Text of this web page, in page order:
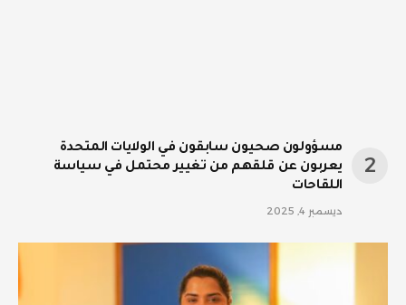
مسؤولون صحيون سابقون في الولايات المتحدة
يعربون عن قلقهم من تغيير محتمل في سياسة
اللقاحات
ديسمبر 4, 2025